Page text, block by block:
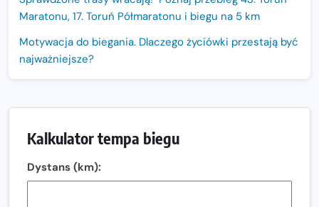
Maratonu, 17. Toruń Półmaratonu i biegu na 5 km
Motywacja do biegania. Dlaczego życiówki przestają być
najważniejsze?
Sprawdzony przebieg i profil stworzony do szybkiego
biegania
Kalkulator tempa biegu
Dystans (km):